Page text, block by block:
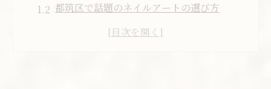
都筑区で話題のネイルアートの選び方
ネイルサロン都筑区で旬デザインを体験